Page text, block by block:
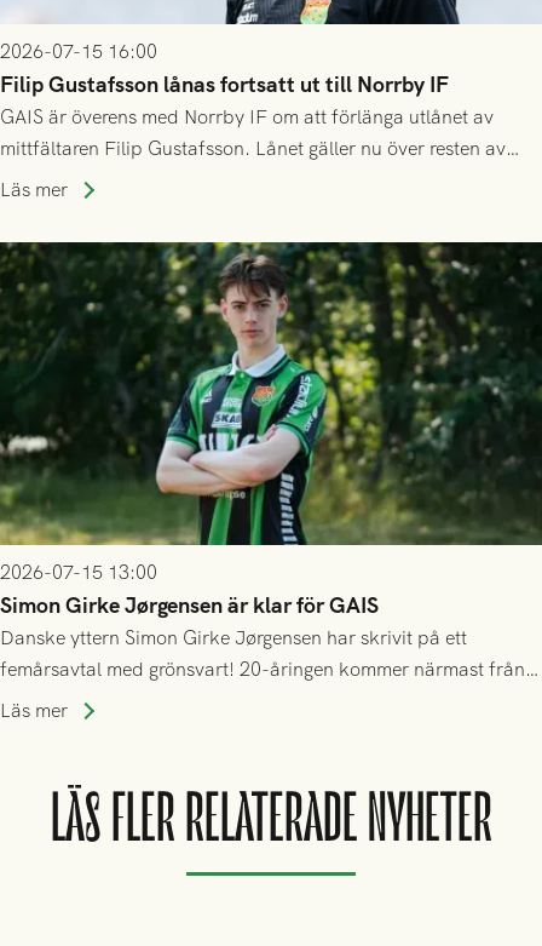
2026-07-15 16:00
Filip Gustafsson lånas fortsatt ut till Norrby IF
GAIS är överens med Norrby IF om att förlänga utlånet av
mittfältaren Filip Gustafsson. Lånet gäller nu över resten av
säsongen 2026.
Läs mer
2026-07-15 13:00
Simon Girke Jørgensen är klar för GAIS
Danske yttern Simon Girke Jørgensen har skrivit på ett
femårsavtal med grönsvart! 20-åringen kommer närmast från
spel i färöiska Skála IF.
Läs mer
LÄS FLER RELATERADE NYHETER